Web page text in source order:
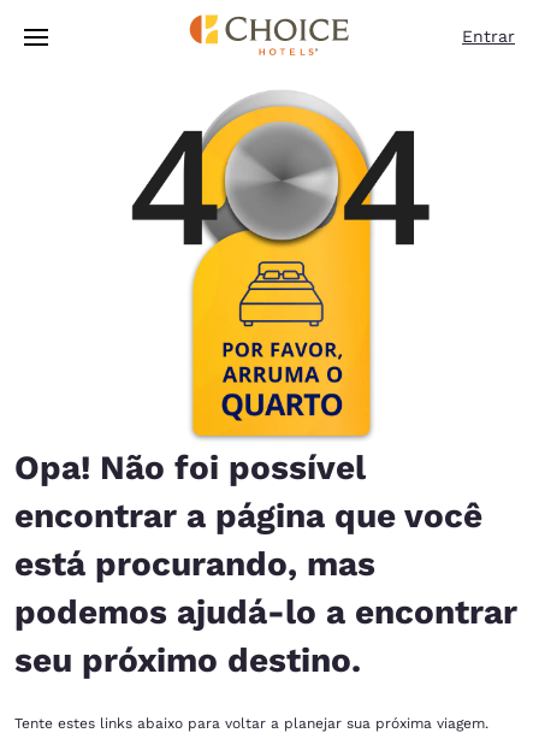
Pular Para Conteúdo Principal
Entrar
Opa! Não foi possível
encontrar a página que você
está procurando, mas
podemos ajudá-lo a encontrar
seu próximo destino.
Tente estes links abaixo para voltar a planejar sua próxima viagem.